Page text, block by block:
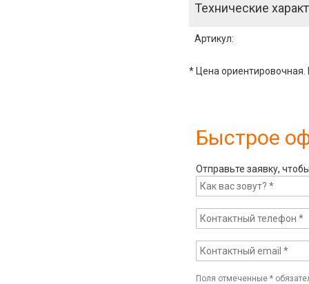
Технические
Артикул:
* Цена ориентировочная.
Быстрое
Отправьте заявку,
Поля отмеченные*